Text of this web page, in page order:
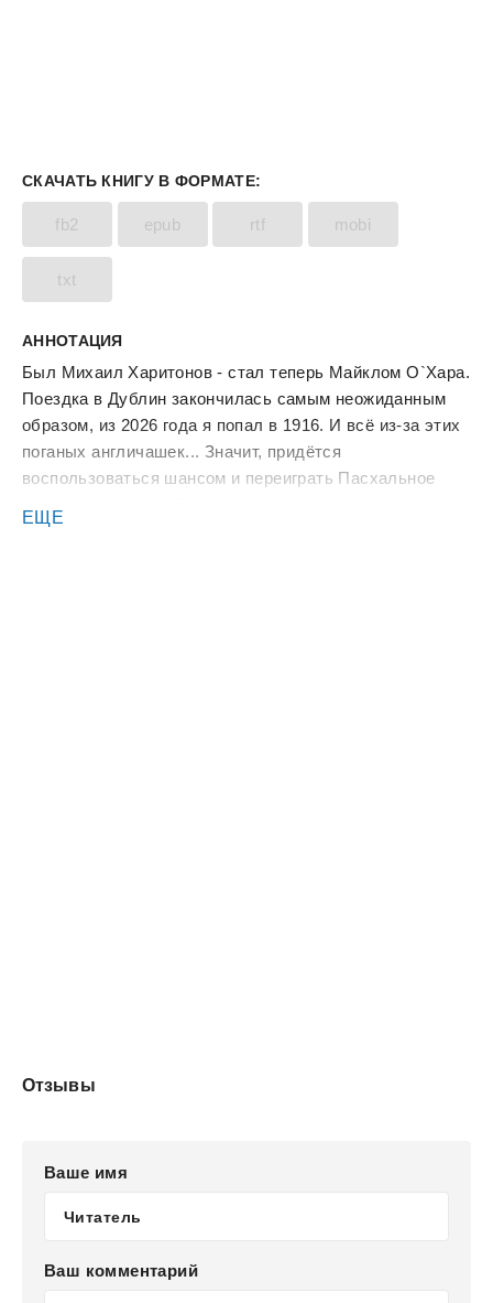
СКАЧАТЬ КНИГУ В ФОРМАТЕ:
fb2 epub rtf mobi
txt
АННОТАЦИЯ
Был Михаил Харитонов - стал теперь Майклом О`Хара.
Поездка в Дублин закончилась самым неожиданным
образом, из 2026 года я попал в 1916. И всё из-за этих
поганых англичашек... Значит, придётся
воспользоваться шансом и переиграть Пасхальное
лет раньше, с послезнанием, боевым опытом и
ЕЩЕ
Отзывы
Ваше имя
Ваш комментарий